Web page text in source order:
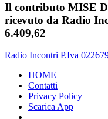
Il contributo MISE
ricevuto da Radio
6.409,62
Radio Incontri P.Iva
HOME
Contatti
Privacy Policy
Scarica App